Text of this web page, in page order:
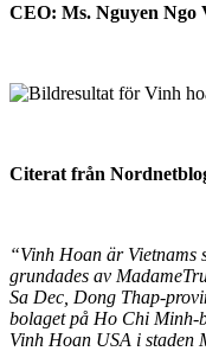
CEO: Ms. Nguyen Ngo
Citerat från
“Vinh Hoan är Vietnams
grundades av
Sa Dec, Dong Thap-
bolaget på Ho Chi Minh-
Vinh Hoan USA i staden